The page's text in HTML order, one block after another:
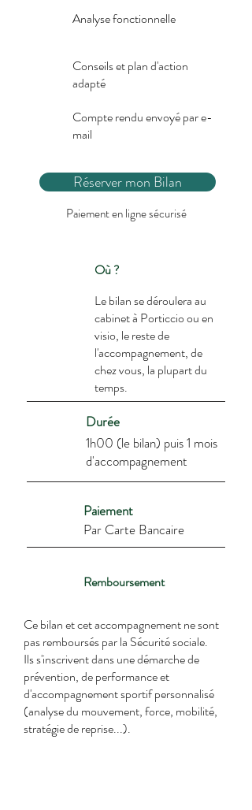
Analyse fonctionnelle
Conseils et plan d'action
adapté
Compte rendu envoyé par e-
mail
Réserver mon Bilan
Paiement en ligne sécurisé
Où ?
Le bilan se déroulera au
cabinet à Porticcio ou en
visio, le reste de
l'accompagnement, de
chez vous, la plupart du
temps.
Durée
1h00 (le bilan) puis 1 mois
d'accompagnement
Paiement
Par Carte Bancaire
Remboursement
Ce bilan et cet accompagnement ne sont
pas remboursés par la Sécurité sociale.
Ils s'inscrivent dans une démarche de
prévention, de performance et
d'accompagnement sportif personnalisé
(analyse du mouvement, force, mobilité,
stratégie de reprise...).